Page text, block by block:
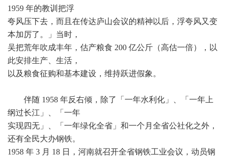
1959 年的教训把浮
夸风压下去，而且在传达庐山会议的精神以后，浮夸风又变
本加厉了。」当时，
吴把荒年吹成丰年，估产粮食 200 亿公斤（高估一倍），以
此安排生产、生活，
以及粮食征购和基本建设，维持跃进假象。
伴随 1958 年反右倾，除了「一年水利化」、「一年上
纲过长江」、「一年
实现四无」、「一年绿化全省」和一个月全省公社化之外，
还有全民大办钢铁。
1958 年 3 月 18 日，河南就召开全省钢铁工业会议，动员钢